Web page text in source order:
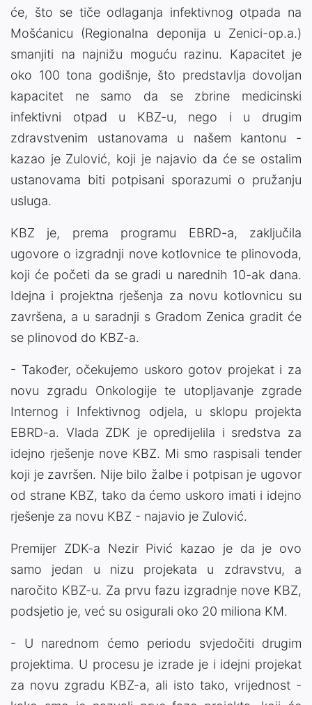
će, što se tiče odlaganja infektivnog otpada na
Mošćanicu (Regionalna deponija u Zenici-op.a.)
smanjiti na najnižu moguću razinu. Kapacitet je
oko 100 tona godišnje, što predstavlja dovoljan
kapacitet ne samo da se zbrine medicinski
infektivni otpad u KBZ-u, nego i u drugim
zdravstvenim ustanovama u našem kantonu -
kazao je Zulović, koji je najavio da će se ostalim
ustanovama biti potpisani sporazumi o pružanju
usluga.
KBZ je, prema programu EBRD-a, zaključila
ugovore o izgradnji nove kotlovnice te plinovoda,
koji će početi da se gradi u narednih 10-ak dana.
Idejna i projektna rješenja za novu kotlovnicu su
završena, a u saradnji s Gradom Zenica gradit će
se plinovod do KBZ-a.
- Također, očekujemo uskoro gotov projekat i za
novu zgradu Onkologije te utopljavanje zgrade
Internog i Infektivnog odjela, u sklopu projekta
EBRD-a. Vlada ZDK je opredijelila i sredstva za
idejno rješenje nove KBZ. Mi smo raspisali tender
koji je završen. Nije bilo žalbe i potpisan je ugovor
od strane KBZ, tako da ćemo uskoro imati i idejno
rješenje za novu KBZ - najavio je Zulović.
Premijer ZDK-a Nezir Pivić kazao je da je ovo
samo jedan u nizu projekata u zdravstvu, a
naročito KBZ-u. Za prvu fazu izgradnje nove KBZ,
podsjetio je, već su osigurali oko 20 miliona KM.
- U narednom ćemo periodu svjedočiti drugim
projektima. U procesu je izrade je i idejni projekat
za novu zgradu KBZ-a, ali isto tako, vrijednost -